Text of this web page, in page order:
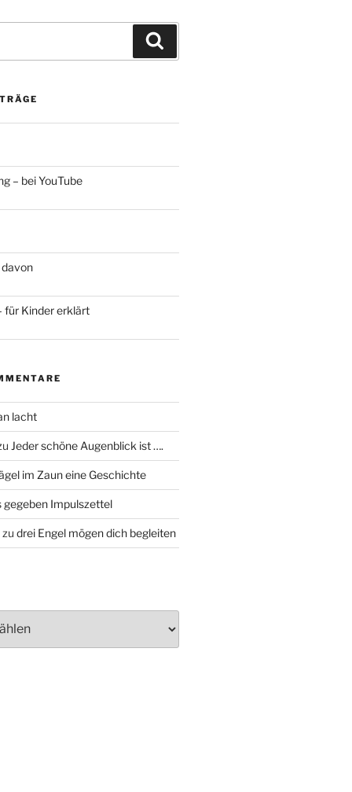
– bei YouTube
für Kinder erklärt
lacht
Jeder schöne Augenblick ist ….
im Zaun eine Geschichte
gegeben Impulszettel
zu drei Engel mögen dich begleiten